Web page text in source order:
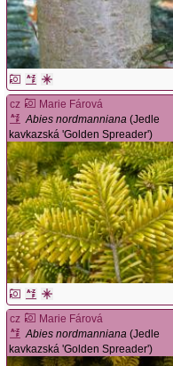
cz
Marie Fárová
Abies nordmanniana (Jedle
kavkazská 'Golden Spreader')
cz
Marie Fárová
Abies nordmanniana (Jedle
kavkazská 'Golden Spreader')